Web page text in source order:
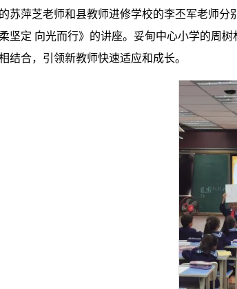
苏萍芝老师和县教师进修学校的李丕军老师
坚定 向光而行》的讲座。妥甸中心小学的周
结合，引领新教师快速适应和成长。